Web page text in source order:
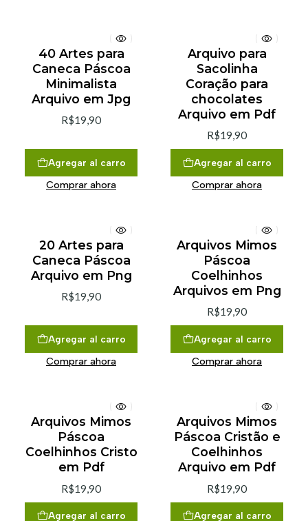
40 Artes para
Caneca Páscoa
Minimalista
Arquivo em Jpg
R$19,90
Agregar al carro
Comprar ahora
Arquivo para
Sacolinha
Coração para
chocolates
Arquivo em Pdf
R$19,90
Agregar al carro
Comprar ahora
20 Artes para
Caneca Páscoa
Arquivo em Png
R$19,90
Agregar al carro
Comprar ahora
Arquivos Mimos
Páscoa
Coelhinhos
Arquivos em Png
R$19,90
Agregar al carro
Comprar ahora
Arquivos Mimos
Páscoa
Coelhinhos Cristo
em Pdf
R$19,90
Agregar al carro
Arquivos Mimos
Páscoa Cristão e
Coelhinhos
Arquivo em Pdf
R$19,90
Agregar al carro